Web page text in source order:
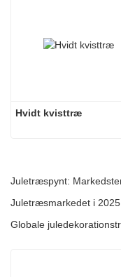
Hvidt kvisttræ